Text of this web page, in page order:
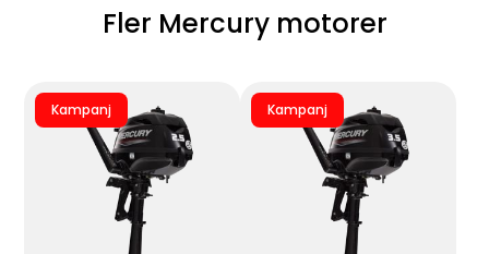
Fler Mercury motorer
Kampanj Kampanj